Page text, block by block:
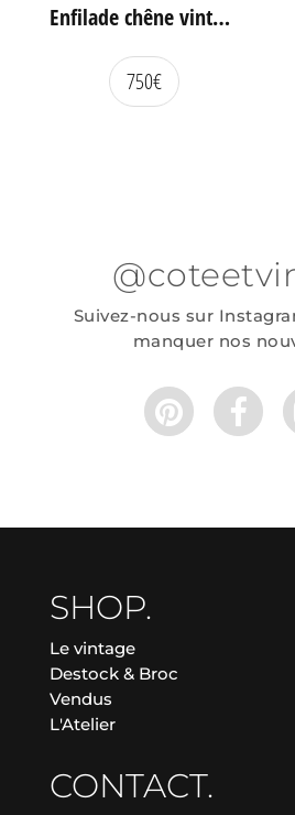
Enfilade chêne vintage portes coulissantes
750€
Suivez-nous sur
manquer nos
SHOP.
Le vintage
Destock & Broc
Vendus
L'Atelier
CONTACT.